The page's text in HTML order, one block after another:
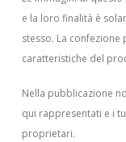
e la loro finalità è
stesso. La
caratteristiche del
Nella pubblicazione
qui rappresentati e i
proprietari.